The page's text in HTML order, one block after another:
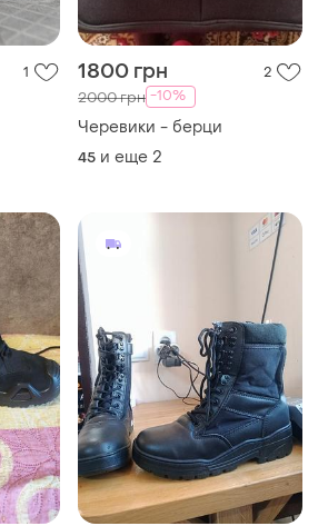
1 1800 грн 2
2000 грн -10%
Черевики - берци
45 и еще 2